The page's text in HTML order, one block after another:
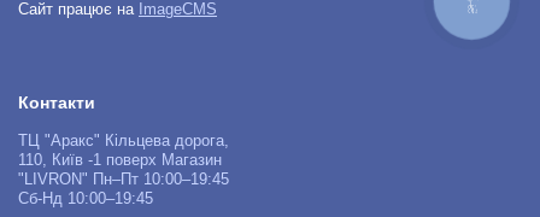
Сайт працює на ImageCMS
Контакти
ТЦ "Аракс" Кільцева дорога,
110, Київ -1 поверх Магазин
"LIVRON" Пн–Пт 10:00–19:45
Сб-Нд 10:00–19:45
ЗВ'ЯЗКУ